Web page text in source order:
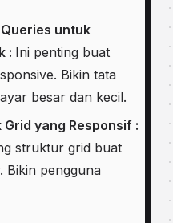
untuk
: Ini penting buat
Bikin tata
besar dan kecil.
yang Responsif :
struktur grid buat
Bikin pengguna